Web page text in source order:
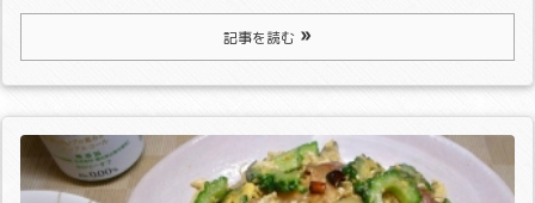
記事を読む